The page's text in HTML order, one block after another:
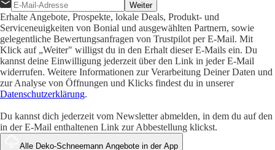
Weiter
Erhalte Angebote, Prospekte, lokale Deals, Produkt- und
Serviceneuigkeiten von Bonial und ausgewählten Partnern, sowie
gelegentliche Bewertungsanfragen von Trustpilot per E-Mail. Mit
Klick auf „Weiter" willigst du in den Erhalt dieser E-Mails ein. Du
kannst deine Einwilligung jederzeit über den Link in jeder E-Mail
widerrufen. Weitere Informationen zur Verarbeitung Deiner Daten und
zur Analyse von Öffnungen und Klicks findest du in unserer
Datenschutzerklärung.
Du kannst dich jederzeit vom Newsletter abmelden, in dem du auf den
in der E-Mail enthaltenen Link zur Abbestellung klickst.
Alle Deko-Schneemann Angebote in der App